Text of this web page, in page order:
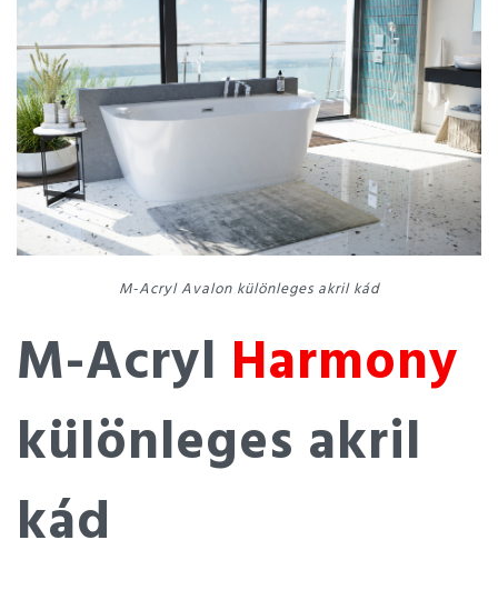
M-Acryl Avalon különleges akril kád
M-Acryl Harmony
különleges akril
kád